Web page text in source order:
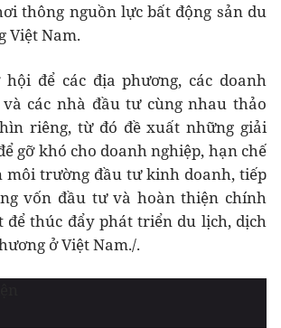
thông nguồn lực bất động sản du
Việt Nam.
để các địa phương, các doanh
các nhà đầu tư cùng nhau thảo
riêng, từ đó đề xuất những giải
gỡ khó cho doanh nghiệp, hạn chế
môi trường đầu tư kinh doanh, tiếp
vốn đầu tư và hoàn thiện chính
để thúc đẩy phát triển du lịch, dịch
ở Việt Nam./.